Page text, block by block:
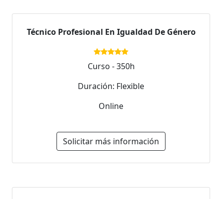
Técnico Profesional En Igualdad De Género
Curso - 350h
Duración: Flexible
Online
Solicitar más información